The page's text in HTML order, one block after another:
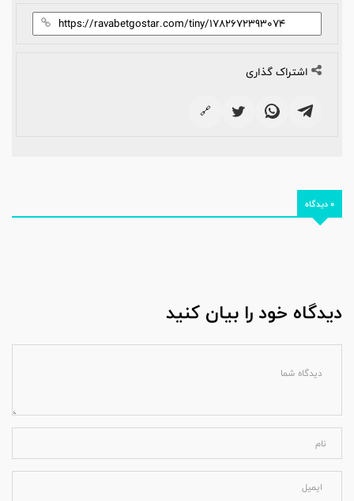
اشتراک گذاری
🔗
0 دیدگاه
دیدگاه خود را بیان کنید